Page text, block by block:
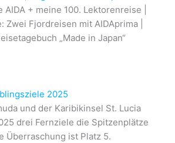
+ meine 100. Lektorenreise |
Zwei Fjordreisen mit AIDAprima |
„Made in Japan“
2025
und der Karibikinsel St. Lucia
drei Fernziele die Spitzenplätze
Überraschung ist Platz 5.